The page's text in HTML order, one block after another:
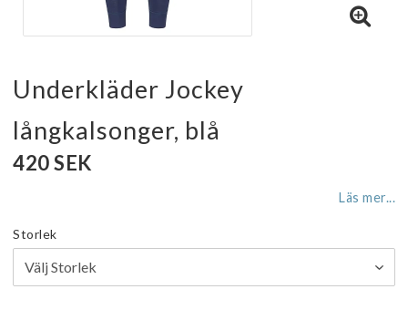
Underkläder Jockey
långkalsonger, blå
420 SEK
Läs mer...
Storlek